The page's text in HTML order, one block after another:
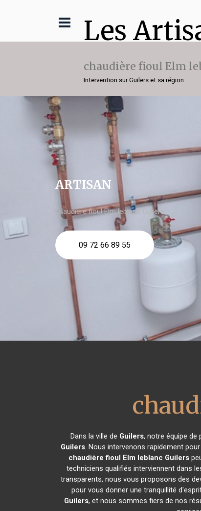
Les
chaudière fioul Elm
Intervention sur Guilers et sa région
ARTISAN
chaudière fioul Elm leblanc Guilers
09 72 66 89 55
Dans la ville de Guilers, notre équipe de
Guilers. Nous intervenons rapidement
chaudière fioul Elm leblanc Guilers
techniciens qualifiés interviennent dans
transparents, nous vous proposons des
pour vous donner une tranquillité
Guilers, et nous sommes fiers de nos